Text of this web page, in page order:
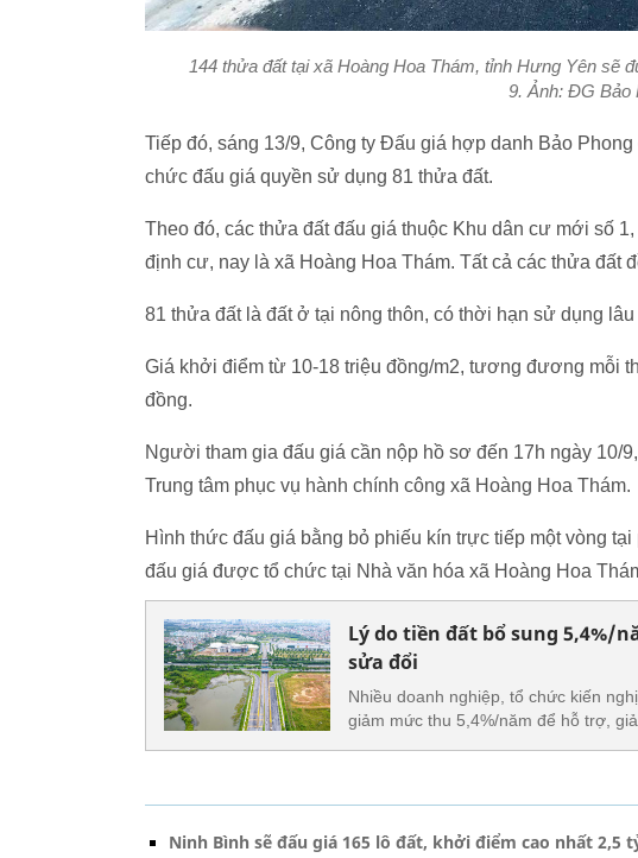
144 thửa đất tại xã Hoàng Hoa Thám, tỉnh Hưng Yên sẽ
9. Ảnh: ĐG Bảo
Tiếp đó, sáng 13/9, Công ty Đấu giá hợp danh Bảo
chức đấu giá quyền sử dụng 81 thửa đất.
Theo đó, các thửa đất đấu giá thuộc Khu dân cư mới số
định cư, nay là xã Hoàng Hoa Thám. Tất cả các thửa đất
81 thửa đất là đất ở tại nông thôn, có thời hạn sử dụng
Giá khởi điểm từ 10-18 triệu đồng/m2, tương đương mỗi
đồng.
Người tham gia đấu giá cần nộp hồ sơ đến 17h ngày 10/
Trung tâm phục vụ hành chính công xã Hoàng Hoa Thám.
Hình thức đấu giá bằng bỏ phiếu kín trực tiếp một vòng
đấu giá được tổ chức tại Nhà văn hóa xã Hoàng Hoa
Lý do tiền đất bổ sung 5,4%/
sửa đổi
Nhiều doanh nghiệp, tổ chức kiến
giảm mức thu 5,4%/năm để hỗ trợ,
Ninh Bình sẽ đấu giá 165 lô đất, khởi điểm cao nhất 2,5